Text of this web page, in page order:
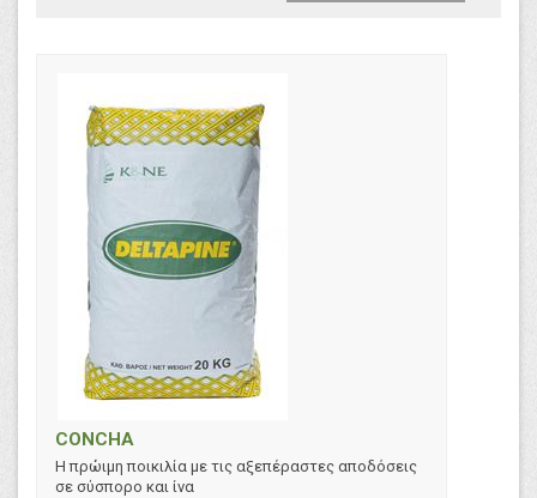
CONCHA
Η πρώιμη ποικιλία με τις αξεπέραστες αποδόσεις
σε σύσπορο και ίνα